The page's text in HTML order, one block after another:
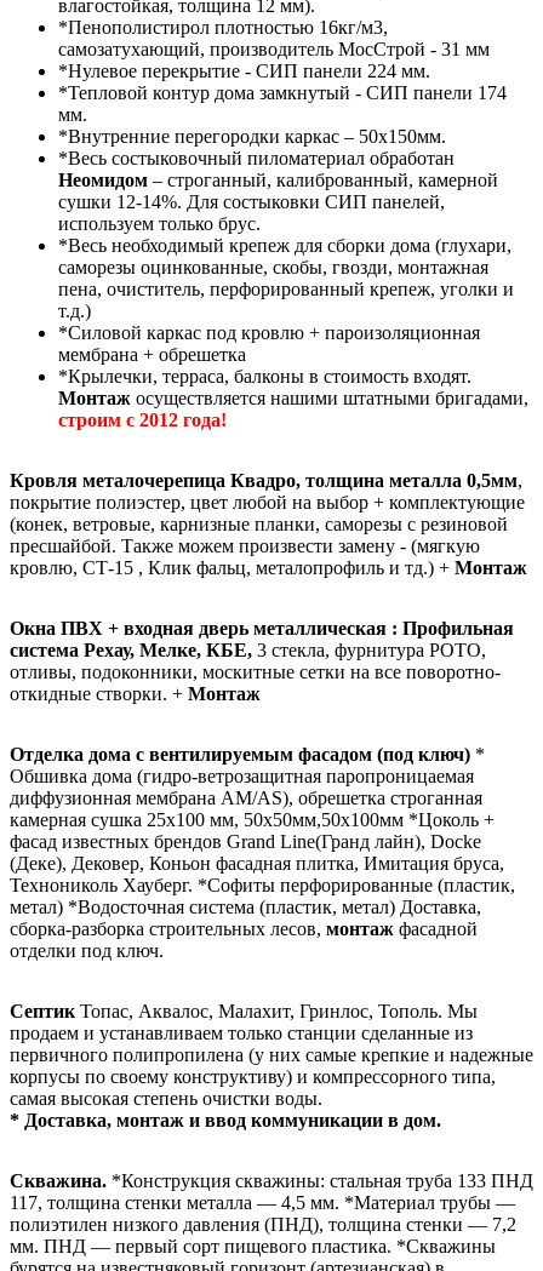
влагостойкая, толщина 12 мм).
*Пенополистирол плотностью 16кг/м3,
самозатухающий, производитель МосСтрой - 31 мм
*Нулевое перекрытие - СИП панели 224 мм.
*Тепловой контур дома замкнутый - СИП панели 174
мм.
*Внутренние перегородки каркас – 50х150мм.
*Весь состыковочный пиломатериал обработан
Неомидом – строганный, калиброванный, камерной
сушки 12-14%. Для состыковки СИП панелей,
используем только брус.
*Весь необходимый крепеж для сборки дома (глухари,
саморезы оцинкованные, скобы, гвозди, монтажная
пена, очиститель, перфорированный крепеж, уголки и
т.д.)
*Силовой каркас под кровлю + пароизоляционная
мембрана + обрешетка
*Крылечки, терраса, балконы в стоимость входят.
Монтаж осуществляется нашими штатными бригадами,
строим с 2012 года!
Кровля металочерепица Квадро, толщина металла 0,5мм,
покрытие полиэстер, цвет любой на выбор + комплектующие
(конек, ветровые, карнизные планки, саморезы с резиновой
пресшайбой. Также можем произвести замену - (мягкую
кровлю, СТ-15 , Клик фальц, металопрофиль и тд.) + Монтаж
Окна ПВХ + входная дверь металлическая : Профильная
система Рехау, Мелке, КБЕ, 3 стекла, фурнитура РОТО,
отливы, подоконники, москитные сетки на все поворотно-
откидные створки. + Монтаж
Отделка дома c вентилируемым фасадом (под ключ) *
Обшивка дома (гидро-ветрозащитная паропроницаемая
диффузионная мембрана АМ/АS), обрешетка строганная
камерная сушка 25х100 мм, 50х50мм,50х100мм *Цоколь +
фасад известных брендов Grand Line(Гранд лайн), Docke
(Деке), Дековер, Коньон фасадная плитка, Имитация бруса,
Технониколь Хауберг. *Софиты перфорированные (пластик,
метал) *Водосточная система (пластик, метал) Доставка,
сборка-разборка строительных лесов, монтаж фасадной
отделки под ключ.
Септик Топас, Аквалос, Малахит, Гринлос, Тополь. Мы
продаем и устанавливаем только станции сделанные из
первичного полипропилена (у них самые крепкие и надежные
корпусы по своему конструктиву) и компрессорного типа,
самая высокая степень очистки воды.
* Доставка, монтаж и ввод коммуникации в дом.
Скважина. *Конструкция скважины: стальная труба 133 ПНД
117, толщина стенки металла — 4,5 мм. *Материал трубы —
полиэтилен низкого давления (ПНД), толщина стенки — 7,2
мм. ПНД — первый сорт пищевого пластика. *Скважины